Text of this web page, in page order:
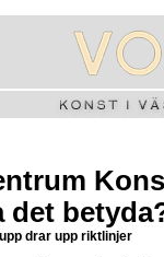
det
drar upp riktlinjer